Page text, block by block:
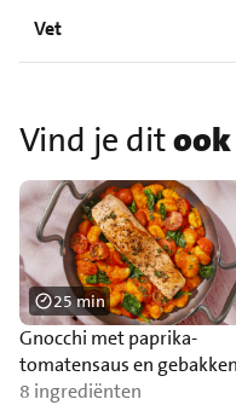
Vet
Vind je dit
Gnocchi met paprika-
tomatensaus en gebakken
zalm
8 ingrediënten
25 min